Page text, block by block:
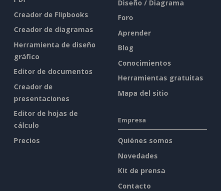
Creador de Flipbooks
Creador de diagramas
Herramienta de diseño
gráfico
Editor de documentos
Creador de
presentaciones
Editor de hojas de
cálculo
Precios
Diseño / Diagrama
Foro
Aprender
Blog
Conocimientos
Herramientas gratuitas
Mapa del sitio
Empresa
Quiénes somos
Novedades
Kit de prensa
Contacto